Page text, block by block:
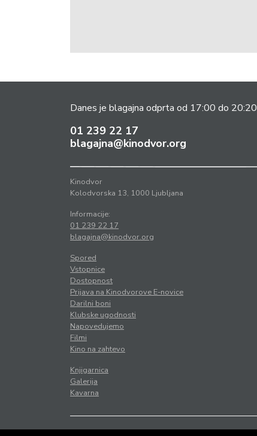
Danes je blagajna odprta od 17:00 do 20:20
01 239 22 17
blagajna@kinodvor.org
Kinodvor
Kolodvorska 13, 1000 Ljubljana
Informacije:
01 239 22 17
blagajna@kinodvor.org
Spored
Vstopnice
Dostopnost
Prijava na Kinodvorove E-novice
Darilni boni
Klubske ugodnosti
Napovedujemo
Filmi
Kino na zahtevo
Knjigarnica
Galerija
Kavarna